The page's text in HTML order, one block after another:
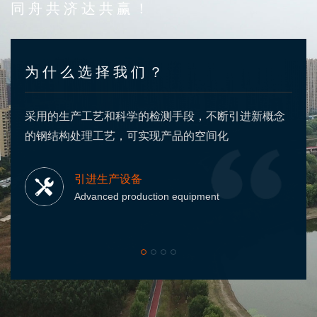
同舟共济达共赢！
为什么选择我们？
采用的生产工艺和科学的检测手段，不断引进新概念
的钢结构处理工艺，可实现产品的空间化
引进生产设备
Advanced production equipment